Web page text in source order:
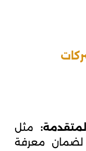
مثل
لضمان معرفة